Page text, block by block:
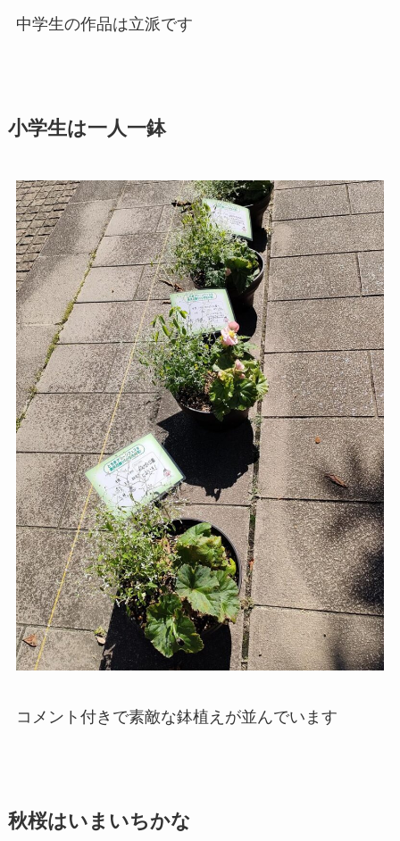
中学生の作品は立派です
小学生は一人一鉢
コメント付きで素敵な鉢植えが並んでいます
秋桜はいまいちかな